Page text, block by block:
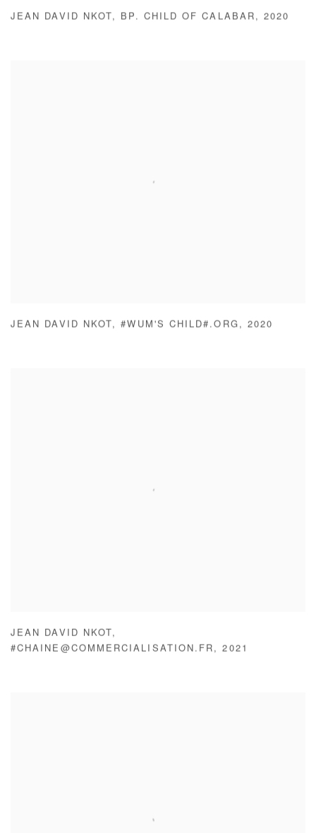
JEAN DAVID NKOT , BP. CHILD OF CALABAR ,2020
JEAN DAVID NKOT ,#WUM'S CHILD#.ORG , 2020
JEAN DAVID NKOT ,
#CHAINE@COMMERCIALISATION.FR ,2021